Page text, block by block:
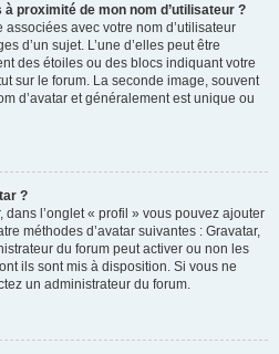
proximité de mon nom d’utilisateur ?
avec votre nom d’utilisateur
d’un sujet. L’une d’elles peut être
des étoiles ou des blocs indiquant votre
sur le forum. La seconde image, souvent
d’avatar et généralement est unique ou
?
dans l’onglet « profil » vous pouvez ajouter
méthodes d’avatar suivantes : Gravatar,
du forum peut activer ou non les
ils sont mis à disposition. Si vous ne
un administrateur du forum.